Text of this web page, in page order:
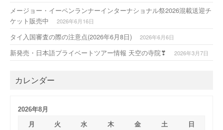
メージョー・イーペンランナーインターナショナル祭2026混載送迎チ
ケット販売中
2026年6月16日
タイ入国審査の際の注意点(2026年6月8日) 2026年6月6日
新発売・日本語プライベートツアー情報 天空の寺院❣ 2026年3月7日
カレンダー
2026年8月
月
火 水 木 金 土 日